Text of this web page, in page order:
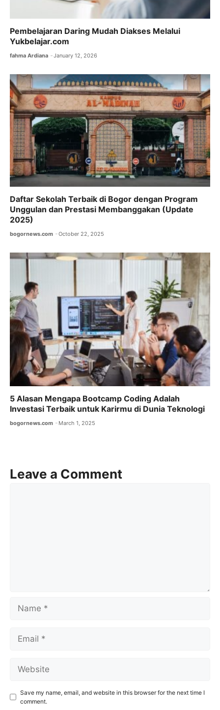
Pembelajaran Daring Mudah Diakses Melalui
Yukbelajar.com
fahma Ardiana January 12, 2026
Daftar Sekolah Terbaik di Bogor dengan Program
Unggulan dan Prestasi Membanggakan (Update
2025)
bogornews.com October 22, 2025
5 Alasan Mengapa Bootcamp Coding Adalah
Investasi Terbaik untuk Karirmu di Dunia Teknologi
bogornews.com March 1, 2025
Leave a Comment
Save my name, email, and website in this browser for the next time I
comment.